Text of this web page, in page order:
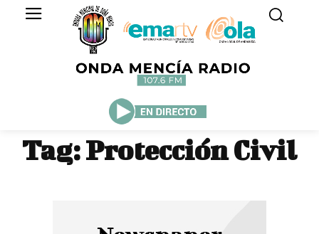
Tag:Protección Civil